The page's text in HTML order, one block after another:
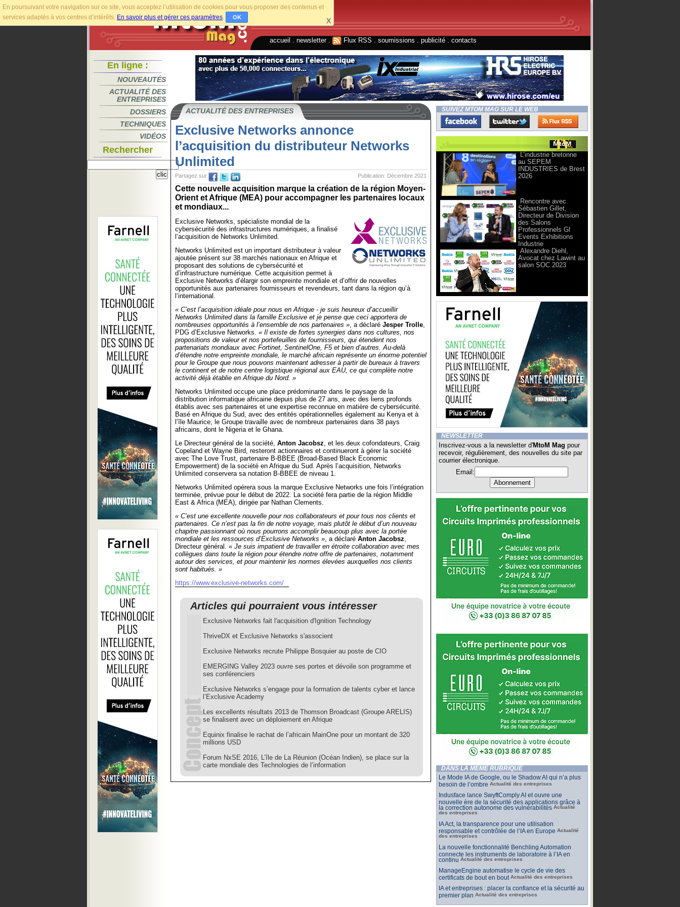
En poursuivant votre navigation sur ce site, vous acceptez l’utilisation de cookies pour vous proposer des contenus et
services adaptés à vos centres d’intérêts. En savoir plus et gérer ces paramètres. OK X
accueil newsletter. Flux RSS soumissions publicité contacts
En ligne :
NOUVEAUTÉS
ACTUALITÉ DES
ENTREPRISES
DOSSIERS
TECHNIQUES
VIDÉOS
Rechercher
ACTUALITÉ DES ENTREPRISES
Exclusive Networks annonce
l’acquisition du distributeur Networks
Unlimited
Publication: Décembre 2021
Partagez sur
Cette nouvelle acquisition marque la création de la région Moyen-
Orient et Afrique (MEA) pour accompagner les partenaires locaux
et mondiaux...
Exclusive Networks, spécialiste mondial de la
cybersécurité des infrastructures numériques, a finalisé
l’acquisition de Networks Unlimited.
Networks Unlimited est un important distributeur à valeur
ajoutée présent sur 38 marchés nationaux en Afrique et
proposant des solutions de cybersécurité et
d’infrastructure numérique. Cette acquisition permet à
Exclusive Networks d’élargir son empreinte mondiale et d’offrir de nouvelles
opportunités aux partenaires fournisseurs et revendeurs, tant dans la région qu’à
l’international.
« C’est l’acquisition idéale pour nous en Afrique - je suis heureux d’accueillir
Networks Unlimited dans la famille Exclusive et je pense que ceci apportera de
nombreuses opportunités à l’ensemble de nos partenaires », a déclaré Jesper Trolle,
PDG d’Exclusive Networks. « Il existe de fortes synergies dans nos cultures, nos
propositions de valeur et nos portefeuilles de fournisseurs, qui étendent nos
partenariats mondiaux avec Fortinet, SentinelOne, F5 et bien d’autres. Au-delà
d’étendre notre empreinte mondiale, le marché africain représente un énorme potentiel
pour le Groupe que nous pouvons maintenant adresser à partir de bureaux à travers
le continent et de notre centre logistique régional aux EAU, ce qui complète notre
activité déjà établie en Afrique du Nord. »
Networks Unlimited occupe une place prédominante dans le paysage de la
distribution informatique africaine depuis plus de 27 ans, avec des liens profonds
établis avec ses partenaires et une expertise reconnue en matière de cybersécurité.
Basé en Afrique du Sud, avec des entités opérationnelles également au Kenya et à
l’île Maurice, le Groupe travaille avec de nombreux partenaires dans 38 pays
africains, dont le Nigeria et le Ghana.
Le Directeur général de la société, Anton Jacobsz, et les deux cofondateurs, Craig
Copeland et Wayne Bird, resteront actionnaires et continueront à gérer la société
avec The Love Trust, partenaire B-BBEE (Broad-Based Black Economic
Empowerment) de la société en Afrique du Sud. Après l’acquisition, Networks
Unlimited conservera sa notation B-BBEE de niveau 1.
Networks Unlimited opérera sous la marque Exclusive Networks une fois l’intégration
terminée, prévue pour le début de 2022. La société fera partie de la région Middle
East & Africa (MEA), dirigée par Nathan Clements.
« C’est une excellente nouvelle pour nos collaborateurs et pour tous nos clients et
partenaires. Ce n’est pas la fin de notre voyage, mais plutôt le début d’un nouveau
chapitre passionnant où nous pourrons accomplir beaucoup plus avec la portée
mondiale et les ressources d’Exclusive Networks », a déclaré Anton Jacobsz,
Directeur général. « Je suis impatient de travailler en étroite collaboration avec mes
collègues dans toute la région pour étendre notre offre de partenaires, notamment
autour des services, et pour maintenir les normes élevées auxquelles nos clients
sont habitués. »
https://www.exclusive-networks.com/
Articles qui pourraient vous intéresser
Exclusive Networks fait l'acquisition d'Ignition Technology
ThriveDX et Exclusive Networks s'associent
Exclusive Networks recrute Philippe Bosquier au poste de CIO
EMERGING Valley 2023 ouvre ses portes et dévoile son programme et
ses conférenciers
Exclusive Networks s’engage pour la formation de talents cyber et lance
l’Exclusive Academy
Les excellents résultats 2013 de Thomson Broadcast (Groupe ARELIS)
se finalisent avec un déploiement en Afrique
Equinix finalise le rachat de l’africain MainOne pour un montant de 320
millions USD
Forum NxSE 2016, L’île de La Réunion (Océan Indien), se place sur la
carte mondiale des Technologies de l’information
SUIVEZ MTOM MAG SUR LE WEB
L’industrie bretonne
au SEPEM
INDUSTRIES de Brest
2026
Rencontre avec
Sébastien Gillet,
Directeur de Division
des Salons
Professionnels Gl
Events Exhibitions
Industrie
Alexandre Diehl,
Avocat chez Lawint au
salon SOC 2023
NEWSLETTER
Inscrivez-vous a la newsletter d'MtoM Mag pour
recevoir, régulièrement, des nouvelles du site par
courrier électronique.
Email:
DANS LA MÊME RUBRIQUE
Le Mode IA de Google, ou le Shadow AI qui n’a plus
besoin de l’ombre Actualité des entreprises
Indusface lance SwyftComply AI et ouvre une
nouvelle ère de la sécurité des applications grâce à
la correction autonome des vulnérabilités Actualité
des entreprises
IA Act, la transparence pour une utilisation
responsable et contrôlée de l’IA en Europe Actualité
des entreprises
La nouvelle fonctionnalité Benchling Automation
connecte les instruments de laboratoire à l’IA en
continu Actualité des entreprises
ManageEngine automatise le cycle de vie des
certificats de bout en bout Actualité des entreprises
IA et entreprises : placer la confiance et la sécurité au
premier plan Actualité des entreprises